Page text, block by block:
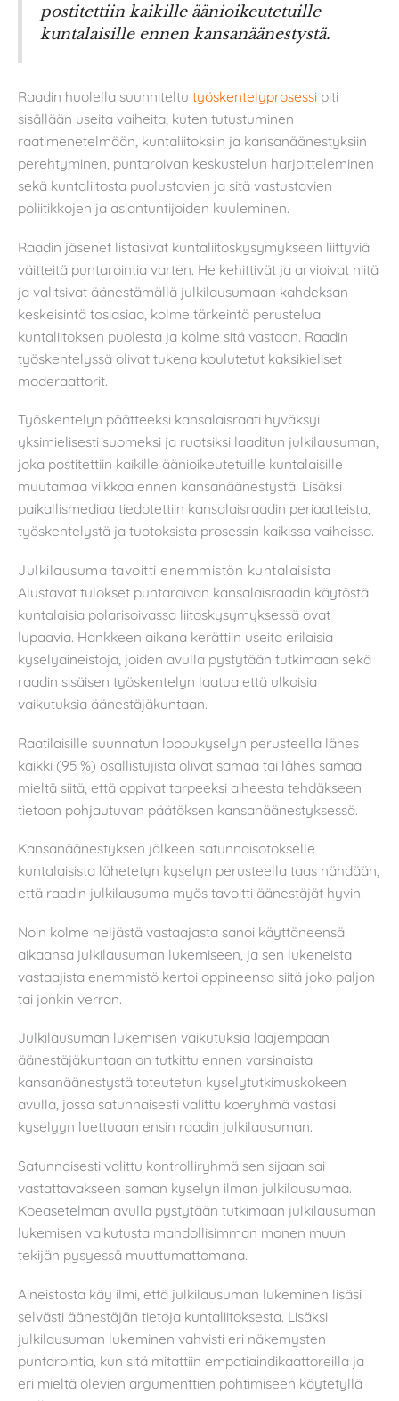
postitettiin kaikille äänioikeutetuille
kuntalaisille ennen kansanäänestystä.
Raadin huolella suunniteltu työskentelyprosessi piti
sisällään useita vaiheita, kuten tutustuminen
raatimenetelmään, kuntaliitoksiin ja kansanäänestyksiin
perehtyminen, puntaroivan keskustelun harjoitteleminen
sekä kuntaliitosta puolustavien ja sitä vastustavien
poliitikkojen ja asiantuntijoiden kuuleminen.
Raadin jäsenet listasivat kuntaliitoskysymykseen liittyviä
väitteitä puntarointia varten. He kehittivät ja arvioivat niitä
ja valitsivat äänestämällä julkilausumaan kahdeksan
keskeisintä tosiasiaa, kolme tärkeintä perustelua
kuntaliitoksen puolesta ja kolme sitä vastaan. Raadin
työskentelyssä olivat tukena koulutetut kaksikieliset
moderaattorit.
Työskentelyn päätteeksi kansalaisraati hyväksyi
yksimielisesti suomeksi ja ruotsiksi laaditun julkilausuman,
joka postitettiin kaikille äänioikeutetuille kuntalaisille
muutamaa viikkoa ennen kansanäänestystä. Lisäksi
paikallismediaa tiedotettiin kansalaisraadin periaatteista,
työskentelystä ja tuotoksista prosessin kaikissa vaiheissa.
Julkilausuma tavoitti enemmistön kuntalaisista
Alustavat tulokset puntaroivan kansalaisraadin käytöstä
kuntalaisia polarisoivassa liitoskysymyksessä ovat
lupaavia. Hankkeen aikana kerättiin useita erilaisia
kyselyaineistoja, joiden avulla pystytään tutkimaan sekä
raadin sisäisen työskentelyn laatua että ulkoisia
vaikutuksia äänestäjäkuntaan.
Raatilaisille suunnatun loppukyselyn perusteella lähes
kaikki (95 %) osallistujista olivat samaa tai lähes samaa
mieltä siitä, että oppivat tarpeeksi aiheesta tehdäkseen
tietoon pohjautuvan päätöksen kansanäänestyksessä.
Kansanäänestyksen jälkeen satunnaisotokselle
kuntalaisista lähetetyn kyselyn perusteella taas nähdään,
että raadin julkilausuma myös tavoitti äänestäjät hyvin.
Noin kolme neljästä vastaajasta sanoi käyttäneensä
aikaansa julkilausuman lukemiseen, ja sen lukeneista
vastaajista enemmistö kertoi oppineensa siitä joko paljon
tai jonkin verran.
Julkilausuman lukemisen vaikutuksia laajempaan
äänestäjäkuntaan on tutkittu ennen varsinaista
kansanäänestystä toteutetun kyselytutkimuskokeen
avulla, jossa satunnaisesti valittu koeryhmä vastasi
kyselyyn luettuaan ensin raadin julkilausuman.
Satunnaisesti valittu kontrolliryhmä sen sijaan sai
vastattavakseen saman kyselyn ilman julkilausumaa.
Koeasetelman avulla pystytään tutkimaan julkilausuman
lukemisen vaikutusta mahdollisimman monen muun
tekijän pysyessä muuttumattomana.
Aineistosta käy ilmi, että julkilausuman lukeminen lisäsi
selvästi äänestäjän tietoja kuntaliitoksesta. Lisäksi
julkilausuman lukeminen vahvisti eri näkemysten
puntarointia, kun sitä mitattiin empatiaindikaattoreilla ja
eri mieltä olevien argumenttien pohtimiseen käytetyllä